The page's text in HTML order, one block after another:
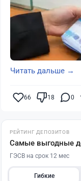
Читать дальше →
66 18 0
РЕЙТИНГ ДЕПОЗИТОВ
Самые выгодные
ГЭСВ на срок 12 мес
Гибкие